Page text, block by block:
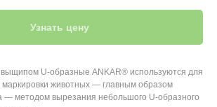
Узнать цену
U-образные ANKAR® используются для
животных — главным образом
— методом вырезания небольшого U-образного